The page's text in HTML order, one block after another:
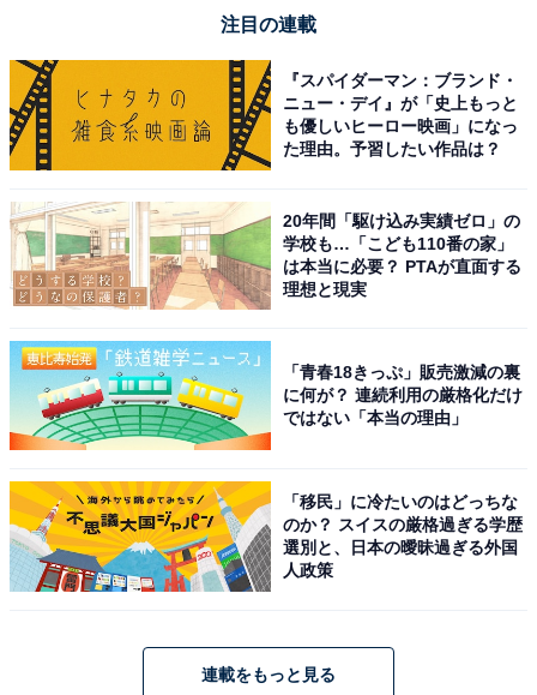
コロナ関連以外でのストレス、女性1位は「周りの
人のマナー」
注目の連載
『スパイダーマン：ブランド・
ニュー・デイ』が「史上もっと
も優しいヒーロー映画」になっ
た理由。予習したい作品は？
20年間「駆け込み実績ゼロ」の
学校も…「こども110番の家」
は本当に必要？ PTAが直面する
理想と現実
「青春18きっぷ」販売激減の裏
に何が？ 連続利用の厳格化だけ
ではない「本当の理由」
「移民」に冷たいのはどっちな
のか？ スイスの厳格過ぎる学歴
選別と、日本の曖昧過ぎる外国
人政策
連載をもっと見る